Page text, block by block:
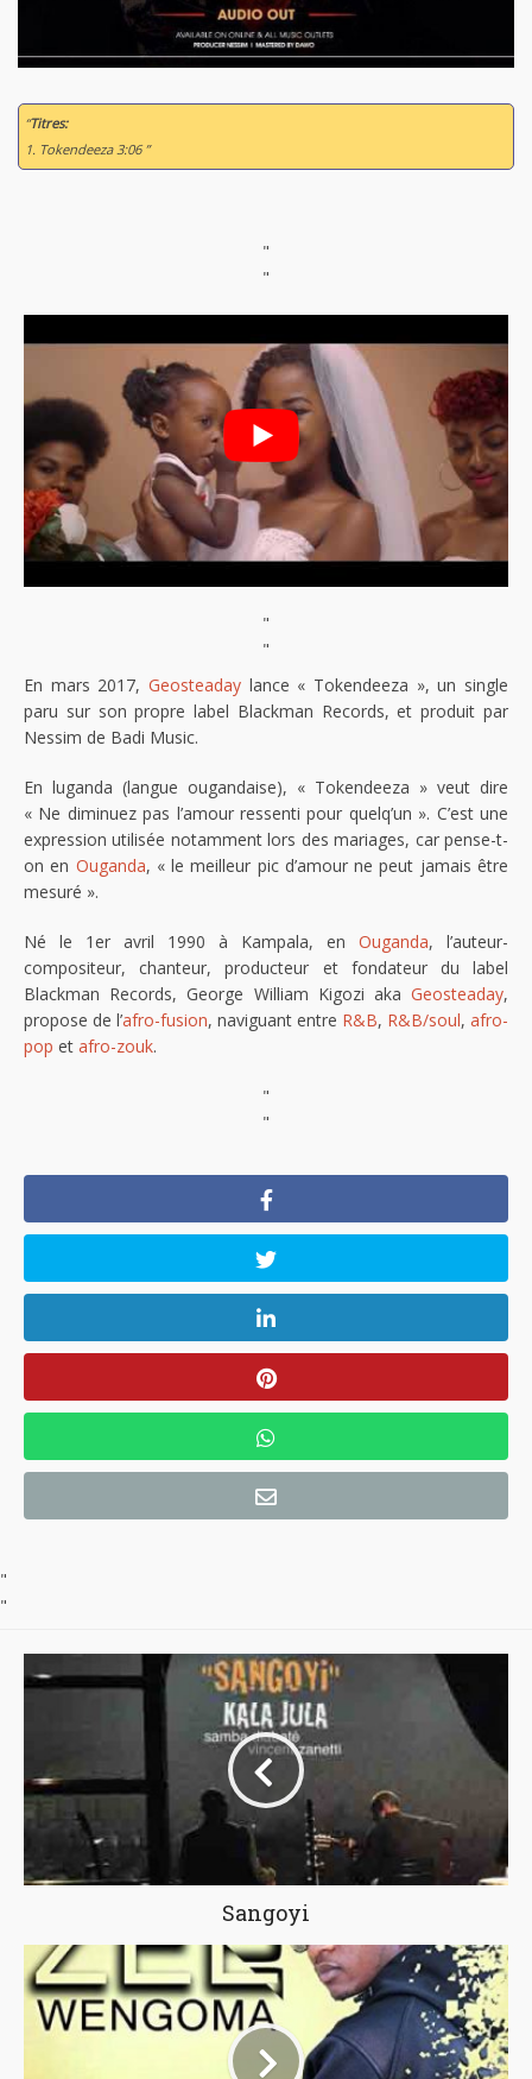
“Titres:
1. Tokendeeza 3:06 ”
"
"
"
"
En mars 2017, Geosteaday lance « Tokendeeza », un single
paru sur son propre label Blackman Records, et produit par
Nessim de Badi Music.
En luganda (langue ougandaise), « Tokendeeza » veut dire
« Ne diminuez pas l’amour ressenti pour quelq’un ». C’est une
expression utilisée notamment lors des mariages, car pense-t-
on en Ouganda, « le meilleur pic d’amour ne peut jamais être
mesuré ».
Né le 1er avril 1990 à Kampala, en Ouganda, l’auteur-
compositeur, chanteur, producteur et fondateur du label
Blackman Records, George William Kigozi aka Geosteaday,
propose de l’afro-fusion, naviguant entre R&B, R&B/soul, afro-
pop et afro-zouk.
"
"
"
"
Sangoyi